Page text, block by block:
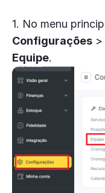
1. No menu
Configurações >
Equipe.